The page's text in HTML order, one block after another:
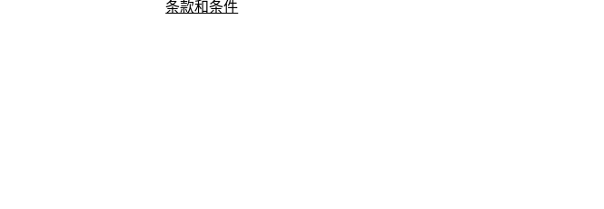
条款和条件